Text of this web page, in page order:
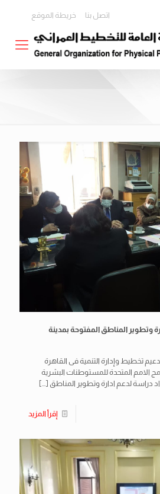
اتصل بنا خريطة الموقع
وتطوير المناطق المفتوحة بمدينة
تخطيط وإدارة التنمية فى القاهرة
الامم المتحدة للمستوطنات البشرية
[…]
إقرأ المزيد